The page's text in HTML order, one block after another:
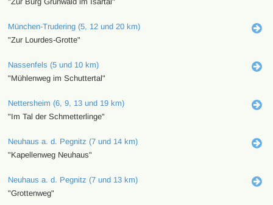
München-Trudering (5, 12 und 20 km)
"Zur Lourdes-Grotte"
Nassenfels (5 und 10 km)
"Mühlenweg im Schuttertal"
Nettersheim (6, 9, 13 und 19 km)
"Im Tal der Schmetterlinge"
Neuhaus a. d. Pegnitz (7 und 14 km)
"Kapellenweg Neuhaus"
Neuhaus a. d. Pegnitz (7 und 13 km)
"Grottenweg"